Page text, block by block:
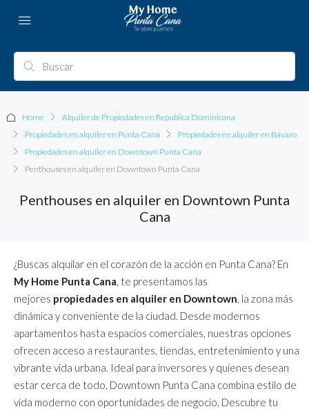
Home
Alquiler de Propiedades en República Dominicana
Propiedades en alquiler en Punta Cana
Propiedades en alquiler en Bávaro
Propiedades en alquiler en Downtown Punta Cana
Penthouses en alquiler en Downtown Punta Cana
Penthouses en alquiler en Downtown Punta
Cana
¿Buscas alquilar en el corazón de la acción en Punta Cana? En
My Home Punta Cana, te presentamos las
mejores propiedades en alquiler en Downtown, la zona más
dinámica y conveniente de la ciudad. Desde modernos
apartamentos hasta espacios comerciales, nuestras opciones
ofrecen acceso a restaurantes, tiendas, entretenimiento y una
vibrante vida urbana. Ideal para inversores y quienes desean
estar cerca de todo, Downtown Punta Cana combina estilo de
vida moderno con oportunidades de negocio. Descubre tu